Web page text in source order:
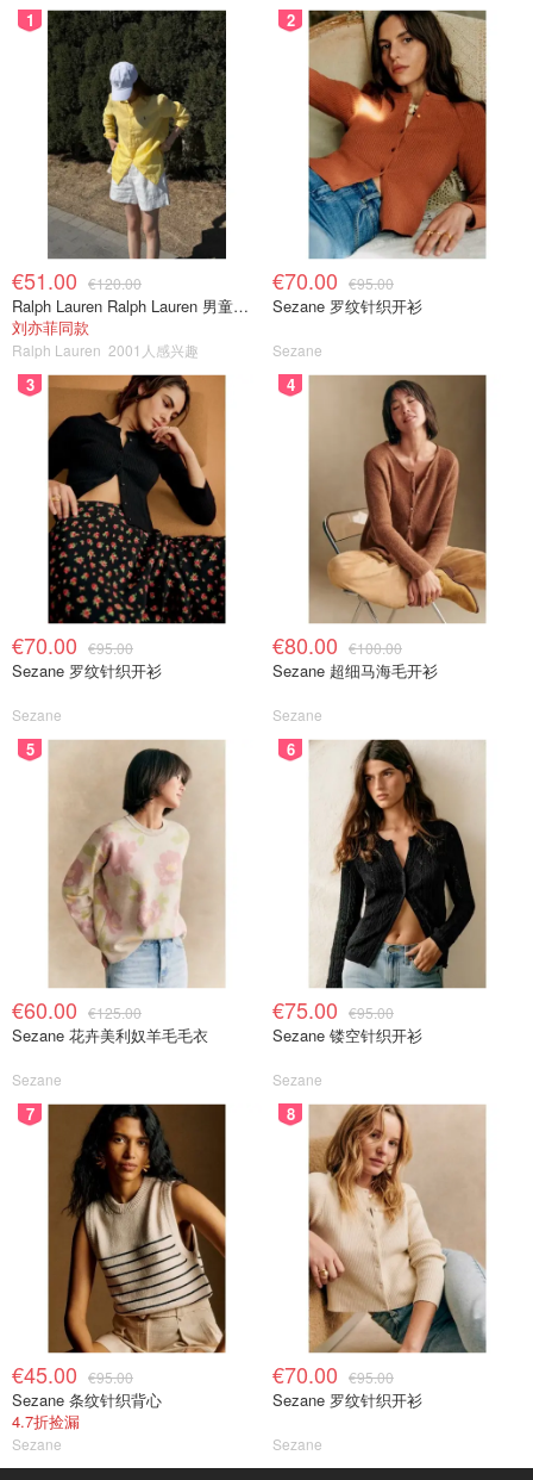
1
€51.00 €120.00
Ralph Lauren Ralph Lauren 男童亚麻衬衫
刘亦菲同款
Ralph Lauren 2001人感兴趣
2
€70.00 €95.00
Sezane 罗纹针织开衫
Sezane
3
€70.00 €95.00
Sezane 罗纹针织开衫
Sezane
4
€80.00 €100.00
Sezane 超细马海毛开衫
Sezane
5
€60.00 €125.00
Sezane 花卉美利奴羊毛毛衣
Sezane
6
€75.00 €95.00
Sezane 镂空针织开衫
Sezane
7
€45.00 €95.00
Sezane 条纹针织背心
4.7折捡漏
Sezane
8
€70.00 €95.00
Sezane 罗纹针织开衫
Sezane